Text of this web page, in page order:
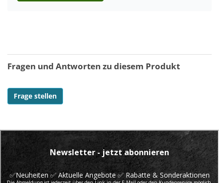
Fragen und Antworten zu diesem Produkt
Frage stellen